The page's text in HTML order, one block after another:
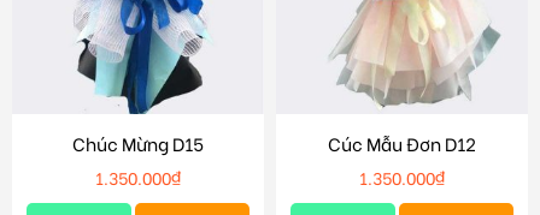
Chúc Mừng D15
1.350.000₫
Cúc Mẫu Đơn D12
1.350.000₫